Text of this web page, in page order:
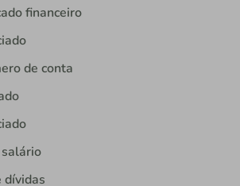
financeiro
de conta
dívidas